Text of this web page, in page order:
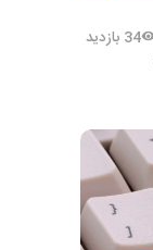
34 بازدید